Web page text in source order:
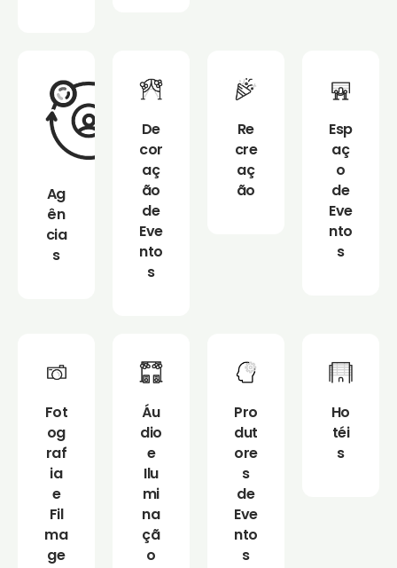
Ag
ên
cia
s
De
cor
aç
ão
de
Eve
nto
s
Re
cre
aç
ão
Esp
aç
o
de
Eve
nto
s
Fot
og
raf
ia
e
Fil
ma
ge
Áu
dio
e
Ilu
mi
na
çã
o
Pro
dut
ore
s
de
Eve
nto
s
Ho
téi
s